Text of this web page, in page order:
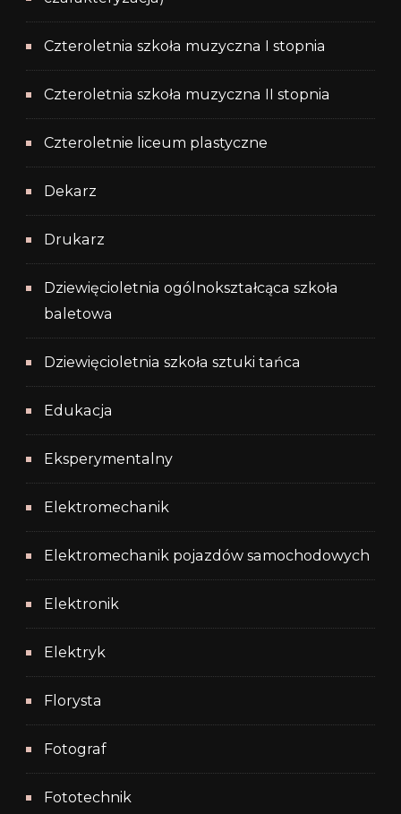
Czteroletnia szkoła muzyczna I stopnia
Czteroletnia szkoła muzyczna II stopnia
Czteroletnie liceum plastyczne
Dekarz
Drukarz
Dziewięcioletnia ogólnokształcąca szkoła
baletowa
Dziewięcioletnia szkoła sztuki tańca
Edukacja
Eksperymentalny
Elektromechanik
Elektromechanik pojazdów samochodowych
Elektronik
Elektryk
Florysta
Fotograf
Fototechnik